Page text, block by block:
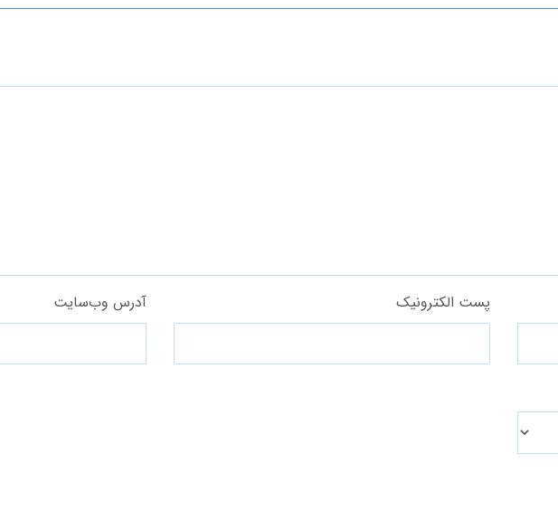
پست الکترونیک آدرس وب‌سایت